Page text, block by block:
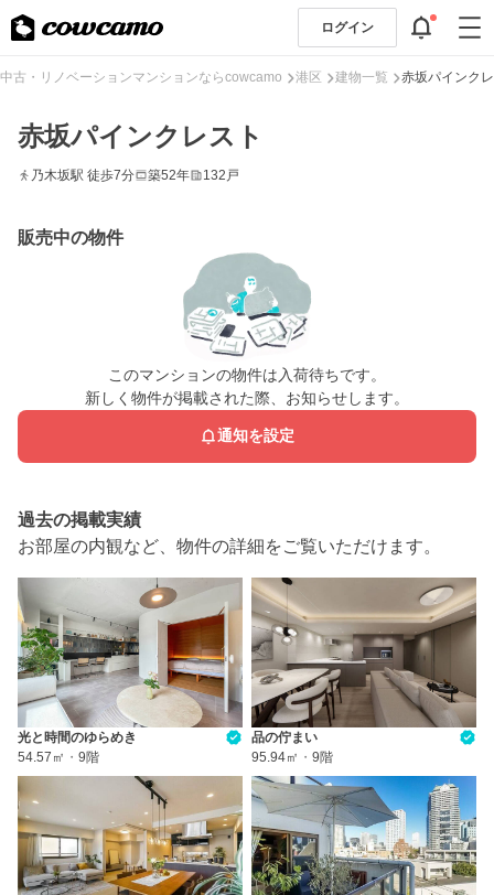
ログイン
中古・リノベーションマンションならcowcamo 港区 建物一覧 赤坂パインク
赤坂パインクレスト
乃木坂駅 徒歩7分 築52年 132戸
販売中の物件
このマンションの物件は入荷待ちです。
新しく物件が掲載された際、お知らせします。
通知を設定
過去の掲載実績
お部屋の内観など、物件の詳細をご覧いただけます。
光と時間のゆらめき
54.57㎡ ・ 9階
品の佇まい
95.94㎡ ・ 9階